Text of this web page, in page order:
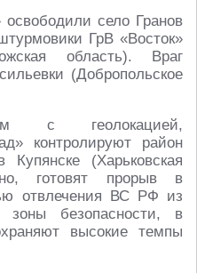
село Гранов
ГрВ «Восток»
область). Враг
(Добропольское
с геолокацией,
контролируют район
(Харьковская
готовят прорыв в
отвлечения ВС РФ из
зоны безопасности, в
высокие темпы